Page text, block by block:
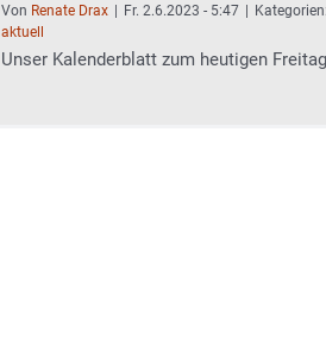
Von Renate Drax Fr. 2.6.2023 - 5:47 Kategorien:
aktuell
Unser Kalenderblatt zum heutigen